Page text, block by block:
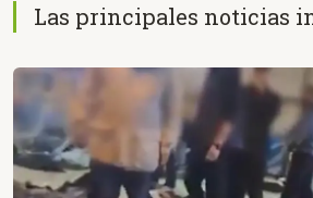
Las principales noticias